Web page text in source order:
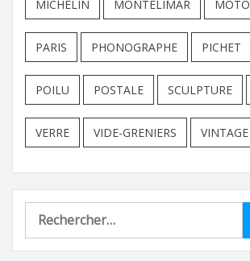
MICHELIN MONTELIMAR MOTO
PARIS PHONOGRAPHE PICHET
POILU POSTALE SCULPTURE
VERRE VIDE-GRENIERS VINTAGE
Rechercher :